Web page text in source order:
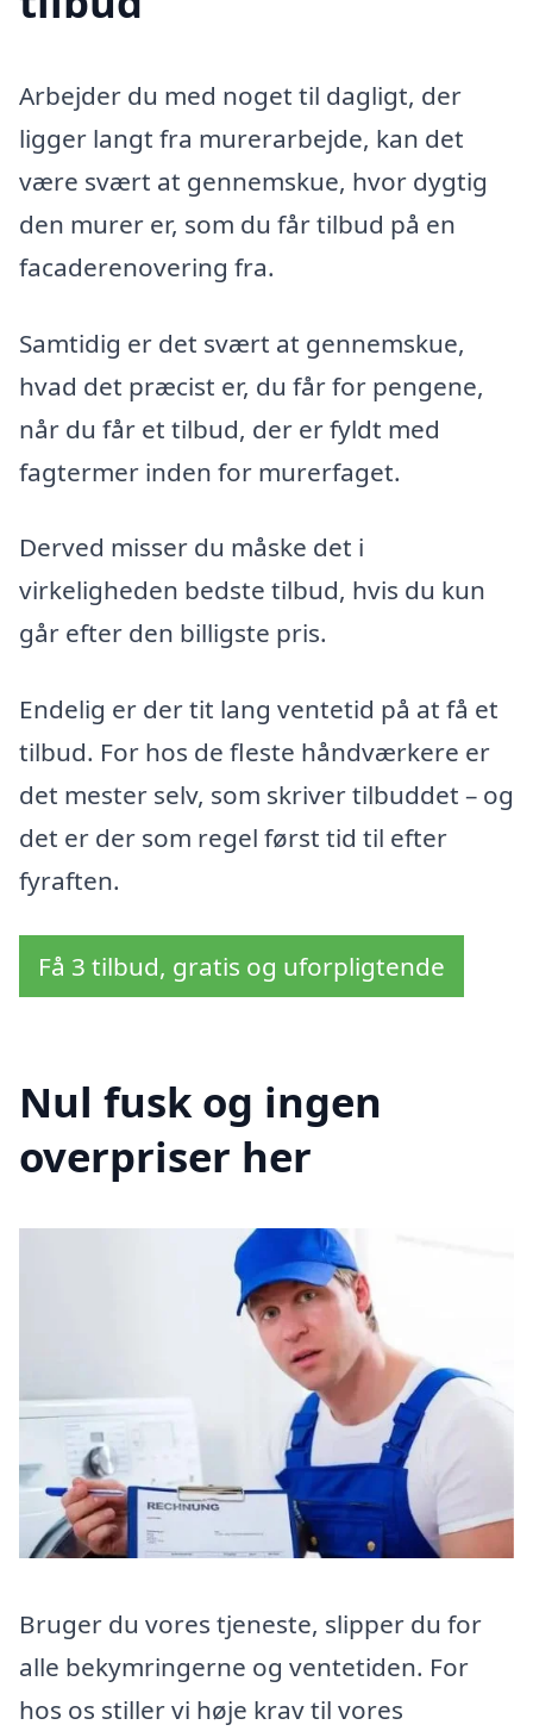
Arbejder du med noget til dagligt, der
ligger langt fra murerarbejde, kan det
være svært at gennemskue, hvor dygtig
den murer er, som du får tilbud på en
facaderenovering fra.
Samtidig er det svært at gennemskue,
hvad det præcist er, du får for pengene,
når du får et tilbud, der er fyldt med
fagtermer inden for murerfaget.
Derved misser du måske det i
virkeligheden bedste tilbud, hvis du kun
går efter den billigste pris.
Endelig er der tit lang ventetid på at få et
tilbud. For hos de fleste håndværkere er
det mester selv, som skriver tilbuddet – og
det er der som regel først tid til efter
fyraften.
Få 3 tilbud, gratis og uforpligtende
Nul fusk og ingen
overpriser her
Bruger du vores tjeneste, slipper du for
alle bekymringerne og ventetiden. For
hos os stiller vi høje krav til vores